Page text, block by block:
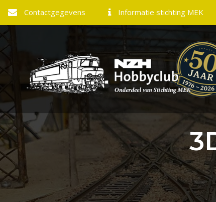
Contactgegevens Informatie stichting MEK